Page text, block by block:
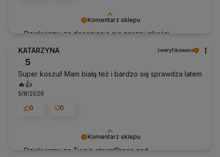
Komentarz sklepu
Dziękujemy za docenienie nie naszej jakości
Anhko.pl
Komentarz sklepu
Dziękujemy za Twoje słowa!Praca nad
KATARZYNA zweryfikowano
5
Super koszul! Mam białą też i bardzo się sprawdza latem
🔥👍️
5/8/2026
0
0